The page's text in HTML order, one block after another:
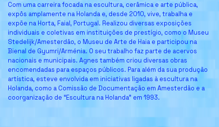
Com uma carreira focada na escultura, cerâmica e arte pública,
expôs amplamente na Holanda e, desde 2010, vive, trabalha e
expõe na Horta, Faial, Portugal. Realizou diversas exposições
individuais e coletivas em instituições de prestígio, como o Museu
Stedelijk/Amesterdão, o Museu de Arte de Haia e participou na
Bienal de Gyumri/Arménia. O seu trabalho faz parte de acervos
nacionais e municipais. Agnes também criou diversas obras
encomendadas para espaços públicos. Para além da sua produção
artística, esteve envolvida em iniciativas ligadas à escultura na
Holanda, como a Comissão de Documentação em Amesterdão e a
coorganização de “Escultura na Holanda” em 1993.